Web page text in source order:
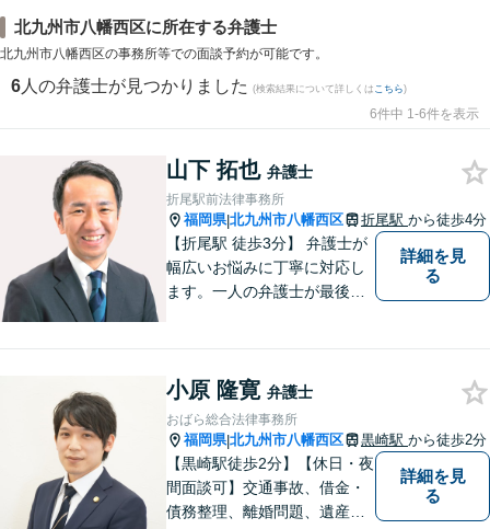
北九州市八幡西区に所在する弁護士
北九州市八幡西区の事務所等での面談予約が可能です。
6 人の弁護士が見つかりました (検索結果について詳しくは こちら)
6件中 1-6件を表示
山下 拓也 弁護士
折尾駅前法律事務所
福岡県|北九州市八幡西区 折尾駅 から徒歩4分
【折尾駅 徒歩3分】 弁護士が
幅広いお悩みに丁寧に対応し
ます。一人の弁護士が最後ま
です。【丁寧な対応】
詳細を見
る
小原 隆寛 弁護士
おばら総合法律事務所
福岡県|北九州市八幡西区 黒崎駅 から徒歩2分
【黒崎駅徒歩2分】【休日・夜
間面談可】交通事故、借金・
債務整理、離婚問題、遺産相
詳細を見
る